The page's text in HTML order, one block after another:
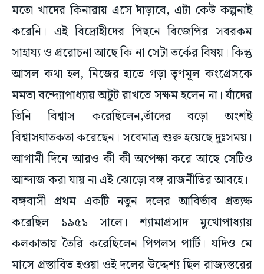
করেনি। এই বিদ্রোহীদের পিছনে বিজেপির সবরকম
সাহায্য ও প্ররোচনা আছে কি না সেটা তর্কের বিষয়। কিন্তু
আসল কথা হল, নিজের হাতে গড়া তৃণমূল কংগ্রেসকে
মমতা বন্দ্যোপাধ্যায় অটুট রাখতে সক্ষম হলেন না। যাঁদের
তিনি বিশ্বাস করেছিলেন,তাঁদের বড়ো অংশই
বিশ্বাসঘাতকতা করেছেন। সবেমাত্র শুরু হয়েছে দুঃসময়।
আগামী দিনে আরও কী কী অপেক্ষা করে আছে সেটিও
আন্দাজ করা যায় না এই ঝোড়ো বঙ্গ রাজনীতির আবহে।
বঙ্গবাসী প্রথম একটি নতুন দলের আবির্ভাব প্রত্যক্ষ
করেছিল ১৯৫১ সালে। শ্যামাপ্রসাদ মুখোপাধ্যায়
কলকাতায় তৈরি করেছিলেন পিপলস পার্টি। যদিও মে
মাসে প্রস্তাবিত হওয়া ওই দলের উদ্দেশ্য ছিল রাজ্যস্তরের
আঞ্চলিক পার্টি। অন্যান্য রাজ্যেও এরকম রাজ্যস্তরের